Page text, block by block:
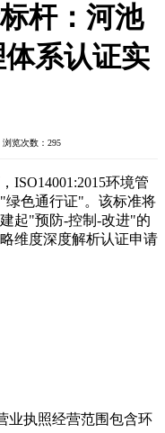
杆：河池
体系认证实
览次数： 295
ISO14001:2015环境管
绿色通行证"。该标准将
起"预防-控制-改进"的
维度深度解析认证申请
业执照经营范围包含环